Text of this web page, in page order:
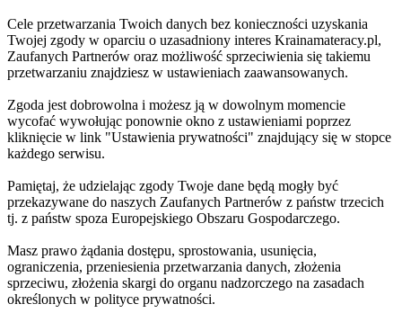
Cele przetwarzania Twoich danych bez konieczności uzyskania
Twojej zgody w oparciu o uzasadniony interes Krainamateracy.pl,
Zaufanych Partnerów oraz możliwość sprzeciwienia się takiemu
przetwarzaniu znajdziesz w ustawieniach zaawansowanych.
Zgoda jest dobrowolna i możesz ją w dowolnym momencie
wycofać wywołując ponownie okno z ustawieniami poprzez
kliknięcie w link "Ustawienia prywatności" znajdujący się w stopce
każdego serwisu.
Pamiętaj, że udzielając zgody Twoje dane będą mogły być
przekazywane do naszych Zaufanych Partnerów z państw trzecich
tj. z państw spoza Europejskiego Obszaru Gospodarczego.
Masz prawo żądania dostępu, sprostowania, usunięcia,
ograniczenia, przeniesienia przetwarzania danych, złożenia
sprzeciwu, złożenia skargi do organu nadzorczego na zasadach
określonych w polityce prywatności.